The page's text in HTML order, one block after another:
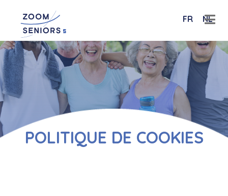
FR NL
POLITIQUE DE COOKIES